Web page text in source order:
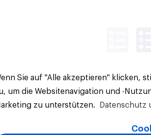
Kunden
PLC. Alle Rechte vorbehalten.
Sie auf "Alle akzeptieren" klicken,
um die Websitenavigation und -
zu unterstützen.
Datenschutz